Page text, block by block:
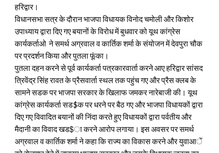
हरिद्वार।
विधानसभा सत्र के दौरान भाजपा विधायक विनोद चमोली और किशोर
उपाध्याय द्वारा दिए गए बयानों के विरोध में बुधवार को यूथ कांग्रेस
कार्यकर्ताओ ने समर्थ अग्रवाल व कार्तिक शर्मा के संयोजन में देवपुरा चौक
पर प्रदर्शन किया और पुतला फूंका।
पुतला दहन करने से पूर्व कार्यकर्ता पत्रकारवार्ता करने आए हरिद्वार सांसद
त्रिवेंद्र सिंह रावत के प्रैसवार्ता स्थल तक पहुंच गए और प्रैस क्लब के
सामने सडक पर भाजपा सरकार के खिलाफ जमकर नारेबाजी की। यूथ
कांग्रेस कार्यकर्ता सड$क पर धरने पर बैठ गए और भाजपा विधायकों द्वारा
दिए गए विवादित बयानों की निंदा करते हुए विधायकों द्वारा पर्वतीय और
मैदानी का विवाद खड$ा करने आरोप लगाया। इस अवसर पर समर्थ
अग्रवाल व कार्तिक शर्मा ने कहा कि राज्य का विकास करने और युवाआें